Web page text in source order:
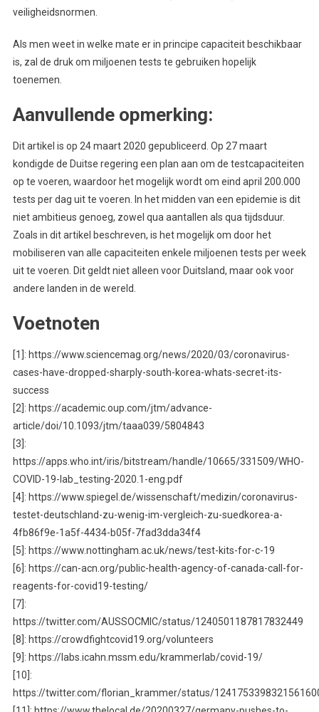
veiligheidsnormen.
Als men weet in welke mate er in principe capaciteit beschikbaar
is, zal de druk om miljoenen tests te gebruiken hopelijk
toenemen.
Aanvullende opmerking:
Dit artikel is op 24 maart 2020 gepubliceerd. Op 27 maart
kondigde de Duitse regering een plan aan om de testcapaciteiten
op te voeren, waardoor het mogelijk wordt om eind april 200.000
tests per dag uit te voeren. In het midden van een epidemie is dit
niet ambitieus genoeg, zowel qua aantallen als qua tijdsduur.
Zoals in dit artikel beschreven, is het mogelijk om door het
mobiliseren van alle capaciteiten enkele miljoenen tests per week
uit te voeren. Dit geldt niet alleen voor Duitsland, maar ook voor
andere landen in de wereld.
Voetnoten
[1]: https://www.sciencemag.org/news/2020/03/coronavirus-
cases-have-dropped-sharply-south-korea-whats-secret-its-
success
[2]: https://academic.oup.com/jtm/advance-
article/doi/10.1093/jtm/taaa039/5804843
[3]:
https://apps.who.int/iris/bitstream/handle/10665/331509/WHO-
COVID-19-lab_testing-2020.1-eng.pdf
[4]: https://www.spiegel.de/wissenschaft/medizin/coronavirus-
testet-deutschland-zu-wenig-im-vergleich-zu-suedkorea-a-
4fb86f9e-1a5f-4434-b05f-7fad3dda34f4
[5]: https://www.nottingham.ac.uk/news/test-kits-for-c-19
[6]: https://can-acn.org/public-health-agency-of-canada-call-for-
reagents-for-covid19-testing/
[7]:
https://twitter.com/AUSSOCMIC/status/1240501187817832449
[8]: https://crowdfightcovid19.org/volunteers
[9]: https://labs.icahn.mssm.edu/krammerlab/covid-19/
[10]:
https://twitter.com/florian_krammer/status/